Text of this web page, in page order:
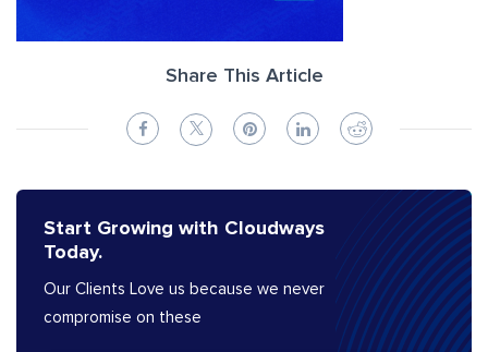
Share This Article
Start Growing with Cloudways
Today.
Our Clients Love us because we never
compromise on these